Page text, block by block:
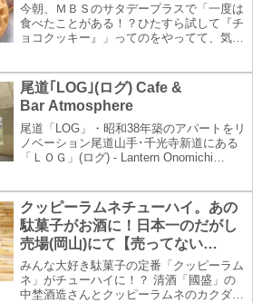
今朝、ＭＢＳのサタデープラスで「一度は
食べたことがある！？ひたすら試して『チ
ョコクッキー』」ってのをやってて、気に
らなかったんだけど、２位の ブルボン チ
ョコダイ...
尾道｢LOG｣(ログ) Cafe &
Bar Atmosphere
尾道「LOG」・昭和38年築のアパートをリ
ノベーション尾道山手･千光寺新道にある
「ＬＯＧ」(ログ) - Lantern Onomichi
風の庭を通った先に...
クッピーラムネチューハイ。あの
駄菓子がお酒に！日本一のだがし
売場(岡山)にて【売ってない
(2024.08.追記)】
みんな大好き駄菓子の定番「クッピーラム
ネ」がチューハイに！？ 清酒「國盛」の
中埜酒造さんとクッピーラムネのカクダイ